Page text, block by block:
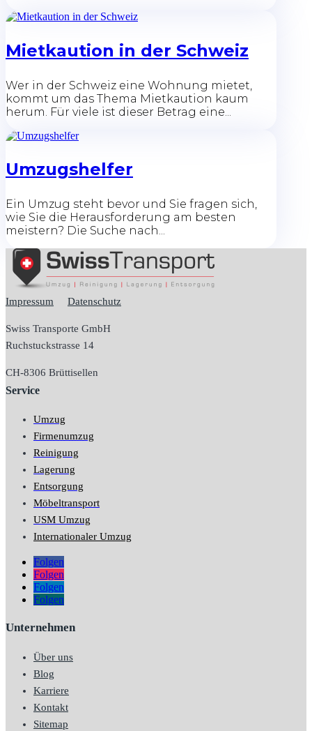
Mietkaution in der Schweiz
Wer in der Schweiz eine Wohnung mietet,
kommt um das Thema Mietkaution kaum
herum. Für viele ist dieser Betrag eine...
Umzugshelfer
Ein Umzug steht bevor und Sie fragen sich,
wie Sie die Herausforderung am besten
meistern? Die Suche nach...
Impressum Datenschutz
Swiss Transporte GmbH
Ruchstuckstrasse 14
CH-8306 Brüttisellen
Service
Umzug
Firmenumzug
Reinigung
Lagerung
Entsorgung
Möbeltransport
USM Umzug
Internationaler Umzug
Folgen
Folgen
Folgen
Folgen
Unternehmen
Über uns
Blog
Karriere
Kontakt
Sitemap